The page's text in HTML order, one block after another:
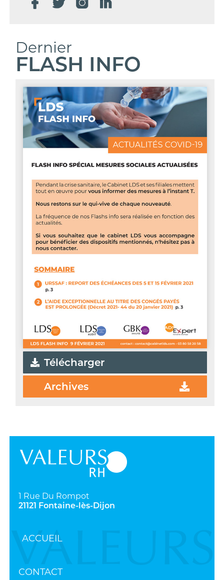
Dernier
FLASH INFO
Télécharger
Archives
1 Rue Du Rompot
21121 Fontaine-lès-Dijon
ACCUEIL
CONTACT